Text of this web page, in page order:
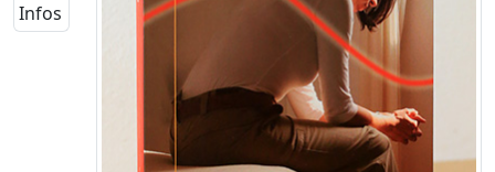
Infos